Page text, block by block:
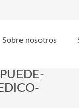
Sobre nosotros